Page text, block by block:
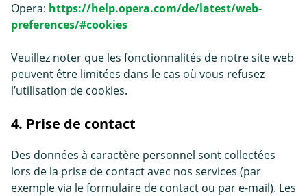
Opera: https://help.opera.com/de/latest/web-
preferences/#cookies
Veuillez noter que les fonctionnalités de notre site web
peuvent être limitées dans le cas où vous refusez
l’utilisation de cookies.
4. Prise de contact
Des données à caractère personnel sont collectées
lors de la prise de contact avec nos services (par
exemple via le formulaire de contact ou par e-mail). Les